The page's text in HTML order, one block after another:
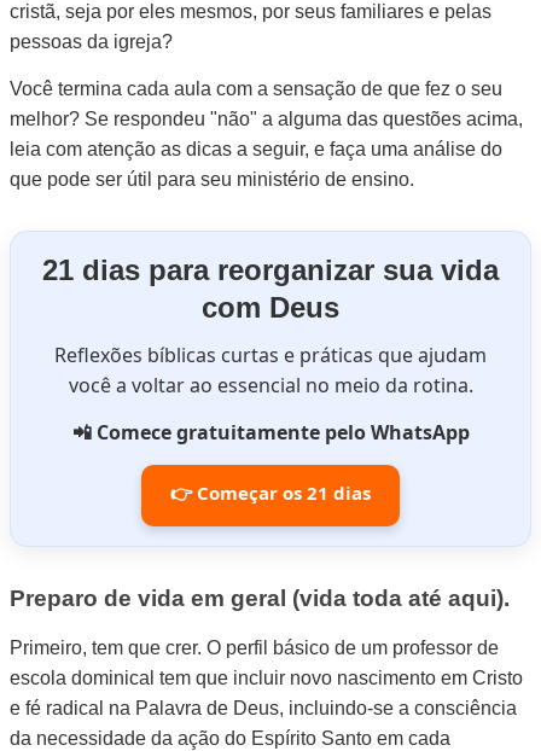
cristã, seja por eles mesmos, por seus familiares e pelas
pessoas da igreja?
Você termina cada aula com a sensação de que fez o seu
melhor? Se respondeu "não" a alguma das questões acima,
leia com atenção as dicas a seguir, e faça uma análise do
que pode ser útil para seu ministério de ensino.
21 dias para reorganizar sua vida
com Deus
Reflexões bíblicas curtas e práticas que ajudam
você a voltar ao essencial no meio da rotina.
📲 Comece gratuitamente pelo WhatsApp
👉 Começar os 21 dias
Preparo de vida em geral (vida toda até aqui).
Primeiro, tem que crer. O perfil básico de um professor de
escola dominical tem que incluir novo nascimento em Cristo
e fé radical na Palavra de Deus, incluindo-se a consciência
da necessidade da ação do Espírito Santo em cada